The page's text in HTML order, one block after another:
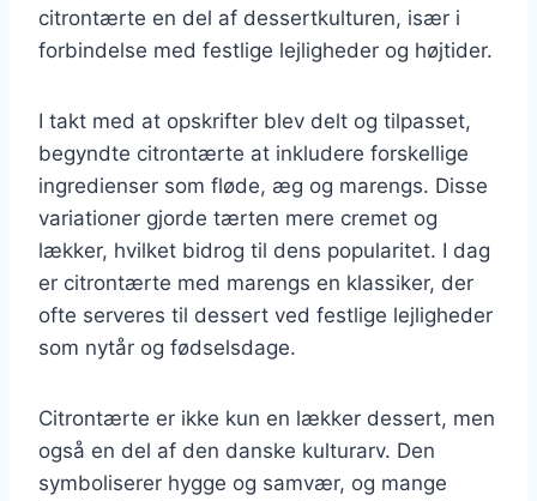
citrontærte en del af dessertkulturen, især i
forbindelse med festlige lejligheder og højtider.
I takt med at opskrifter blev delt og tilpasset,
begyndte citrontærte at inkludere forskellige
ingredienser som fløde, æg og marengs. Disse
variationer gjorde tærten mere cremet og
lækker, hvilket bidrog til dens popularitet. I dag
er citrontærte med marengs en klassiker, der
ofte serveres til dessert ved festlige lejligheder
som nytår og fødselsdage.
Citrontærte er ikke kun en lækker dessert, men
også en del af den danske kulturarv. Den
symboliserer hygge og samvær, og mange